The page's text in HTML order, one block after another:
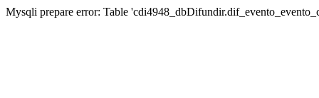
Mysqli prepare error: Table